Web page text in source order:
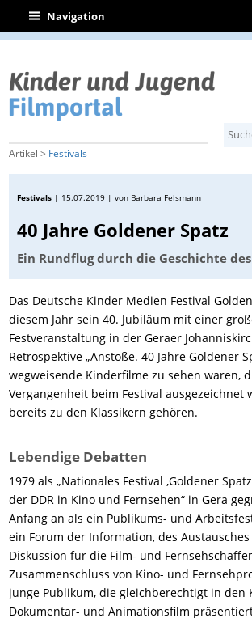
| Navigation
Artikel > Festivals
Festivals | 15.07.2019 | von Barbara Felsmann
40 Jahre Goldener Spatz
Ein Rundflug durch die Geschichte
Das Deutsche Kinder Medien Festival
diesem Jahr sein 40. Jubiläum mit einer
Festveranstaltung in der Geraer
Retrospektive „Anstöße. 40 Jahre Goldener
wegweisende Kinderfilme zu sehen waren,
Vergangenheit beim Festival
bereits zu den Klassikern gehören.
Lebendige Debatten
1979 als „Nationales Festival ‚Goldener
der DDR in Kino und Fernsehen“ in Gera
Anfang an als ein Publikums- und
ein Forum der Information, des
Diskussion für die Film- und
Zusammenschluss von Kino- und
junge Publikum, die gleichberechtigt in den
Dokumentar- und Animationsfilm